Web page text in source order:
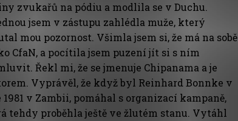
zvukařů na pódiu a modlila se v Duchu.
jsem v zástupu zahlédla muže, který
mou pozornost. Všimla jsem si, že má na sobě
CfaN, a pocítila jsem puzení jít si s ním
Řekl mi, že se jmenuje Chipanama a je
Vyprávěl, že když byl Reinhard Bonnke v
1981 v Zambii, pomáhal s organizací kampaně,
tehdy proběhla ještě ve žlutém stanu. Vytáhl